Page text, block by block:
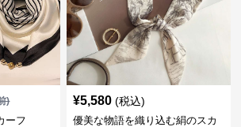
)
ーフ
¥5,580 (税込)
優美な物語を織り込む絹のスカ